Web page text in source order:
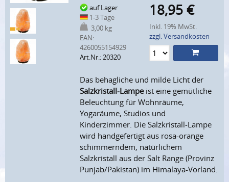
auf Lager
1-3 Tage
3,00 kg
EAN:
4260055154929
Art.Nr.: 20320
18,95 €
Inkl. 19% MwSt.
zzgl. Versandkosten
Das behagliche und milde Licht der
Salzkristall-Lampeist eine gemütliche
Beleuchtung für Wohnräume,
Yogaräume, Studios und
Kinderzimmer. Die Salzkristall-Lampe
wird handgefertigt aus rosa-orange
schimmerndem, natürlichem
Salzkristall aus der Salt Range (Provinz
Punjab/Pakistan) im Himalaya-Vorland.